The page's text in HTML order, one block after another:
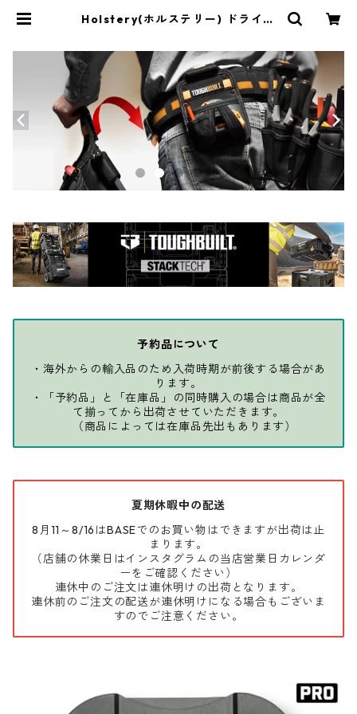
Holstery(ホルステリー) ドライバ
予約品について
・海外からの輸入品のため入荷時期が前後する場合があ
ります。
・「予約品」と「在庫品」の同時購入の場合は商品が全
て揃ってから出荷させていただきます。
（商品によっては在庫品先出もあります）
夏期休暇中の配送
8月11～8/16はBASEでのお買い物はできますが出荷は止
まります。
（店舗の休業日はインスタグラムの当店営業日カレンダ
ーをご確認ください）
連休中のご注文は連休明けの出荷となります。
連休前のご注文の配送が連休明けになる場合もございま
すのでご注意ください。